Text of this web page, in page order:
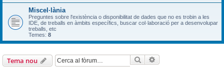
Miscel·lània
Preguntes sobre l'existència o disponibilitat de dades que no es trobin a les
IDE, de treballs en àmbits específics, buscar col·laboració per a desenvolupar
treballs, etc
Temes: 8
Tema nou Cerca